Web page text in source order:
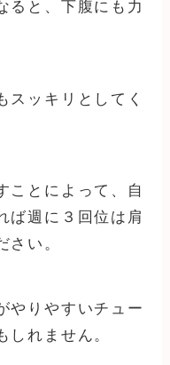
ると、下腹にも力
スッキリとしてく
ことによって、自
ば週に３回位は肩
さい。
やりやすいチュー
しれません。